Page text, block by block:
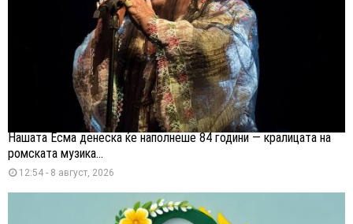
Нашата Есма денеска ќе наполнеше 84 години — кралицата на
ромската музика...
12:54 - 8 август, 2026